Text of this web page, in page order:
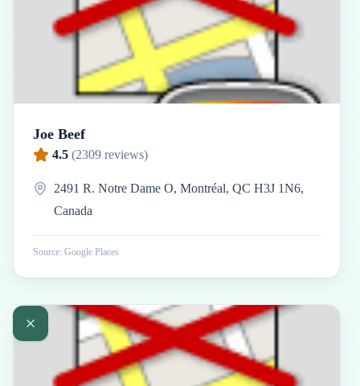
Joe Beef
4.5 (2309 reviews)
2491 R. Notre Dame O, Montréal, QC H3J 1N6,
Canada
Source: Google Places